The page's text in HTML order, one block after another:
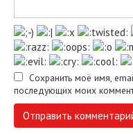
Сохранить моё имя,
последующих моих